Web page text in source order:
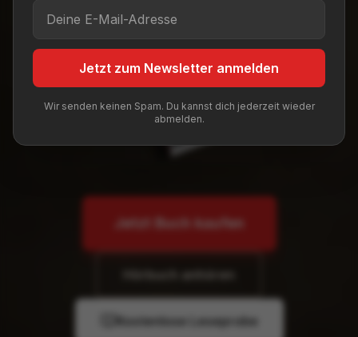
Jetzt Buch kaufen
Kostenlose Leseprobe
Jetzt zum Newsletter anmelden
Wir senden keinen Spam. Du kannst dich jederzeit wieder
abmelden.